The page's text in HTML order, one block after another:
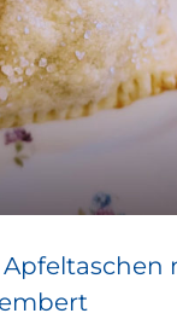
Apfeltaschen